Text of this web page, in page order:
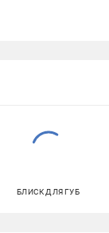
БЛИСК ДЛЯ ГУБ